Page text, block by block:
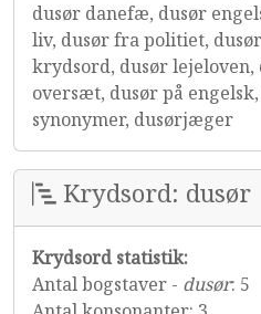
dusør danefæ, dusør
liv, dusør fra politiet,
krydsord, dusør lejeloven,
oversæt, dusør på
synonymer, dusørjæger
Krydsord: dusør
Krydsord statistik:
Antal bogstaver - dusør: 5